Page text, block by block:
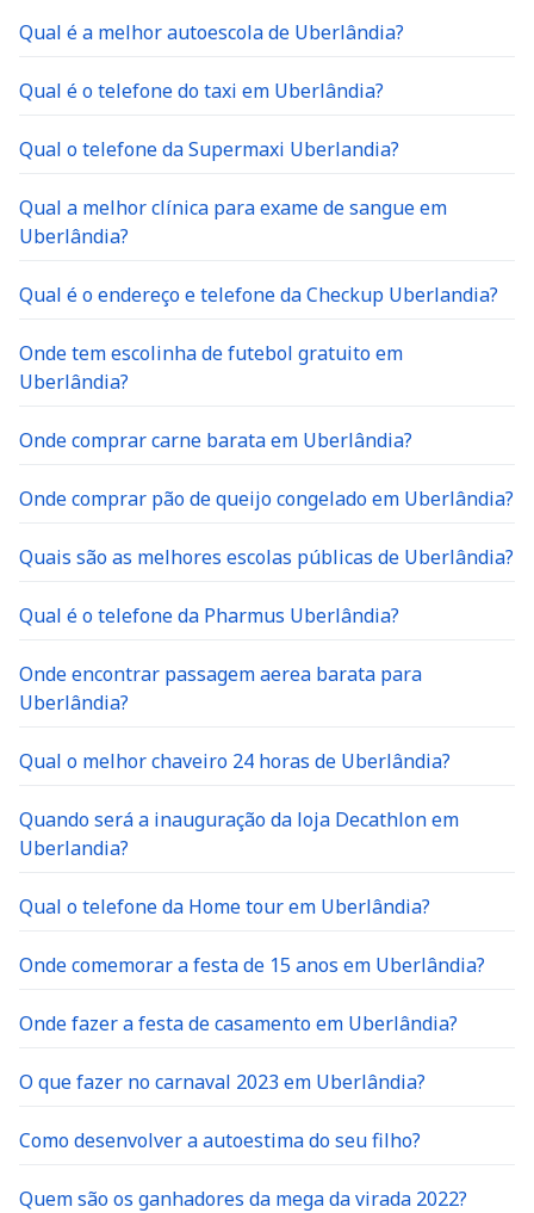
Qual é a melhor autoescola de Uberlândia?
Qual é o telefone do taxi em Uberlândia?
Qual o telefone da Supermaxi Uberlandia?
Qual a melhor clínica para exame de sangue em
Uberlândia?
Qual é o endereço e telefone da Checkup Uberlandia?
Onde tem escolinha de futebol gratuito em
Uberlândia?
Onde comprar carne barata em Uberlândia?
Onde comprar pão de queijo congelado em Uberlândia?
Quais são as melhores escolas públicas de Uberlândia?
Qual é o telefone da Pharmus Uberlândia?
Onde encontrar passagem aerea barata para
Uberlândia?
Qual o melhor chaveiro 24 horas de Uberlândia?
Quando será a inauguração da loja Decathlon em
Uberlandia?
Qual o telefone da Home tour em Uberlândia?
Onde comemorar a festa de 15 anos em Uberlândia?
Onde fazer a festa de casamento em Uberlândia?
O que fazer no carnaval 2023 em Uberlândia?
Como desenvolver a autoestima do seu filho?
Quem são os ganhadores da mega da virada 2022?